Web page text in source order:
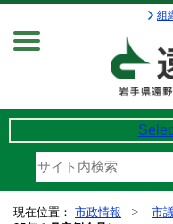
組
現在位置： 市政情報 市